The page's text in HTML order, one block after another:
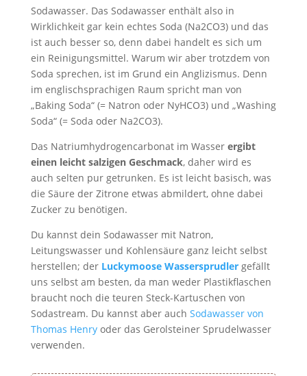
Sodawasser. Das Sodawasser enthält also in
Wirklichkeit gar kein echtes Soda (Na2CO3) und das
ist auch besser so, denn dabei handelt es sich um
ein Reinigungsmittel. Warum wir aber trotzdem von
Soda sprechen, ist im Grund ein Anglizismus. Denn
im englischsprachigen Raum spricht man von
„Baking Soda“ (= Natron oder NyHCO3) und „Washing
Soda“ (= Soda oder Na2CO3).
Das Natriumhydrogencarbonat im Wasser ergibt
einen leicht salzigen Geschmack, daher wird es
auch selten pur getrunken. Es ist leicht basisch, was
die Säure der Zitrone etwas abmildert, ohne dabei
Zucker zu benötigen.
Du kannst dein Sodawasser mit Natron,
Leitungswasser und Kohlensäure ganz leicht selbst
herstellen; der Luckymoose Wassersprudlergefällt
uns selbst am besten, da man weder Plastikflaschen
braucht noch die teuren Steck-Kartuschen von
Sodastream. Du kannst aber auch Sodawasser von
Thomas Henryoder das Gerolsteiner Sprudelwasser
verwenden.